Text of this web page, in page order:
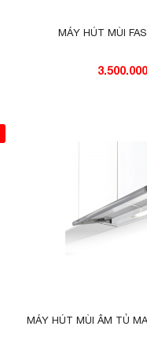
MÁY HÚT MÙI
MÁY HÚT MÙI ÂM TỦ